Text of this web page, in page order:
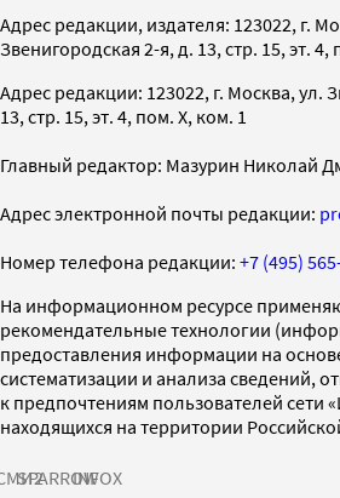
Адрес редакции, издателя: 123022, г.
Звенигородская 2-я, д. 13, стр. 15, эт. 4,
Адрес редакции: 123022, г. Москва, ул.
13, стр. 15, эт. 4, пом. X, ком. 1
Главный редактор: Мазурин Николай
Адрес электронной почты редакции:
Номер телефона редакции: +7 (495)
На информационном ресурсе
рекомендательные технологии
предоставления информации на
систематизации и анализа сведений,
к предпочтениям пользователей сети
находящихся на территории
SPARROWINFOX